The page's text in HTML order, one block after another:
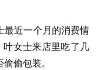
最近一个月的消费情
女士来店里吃了几
偷包装。